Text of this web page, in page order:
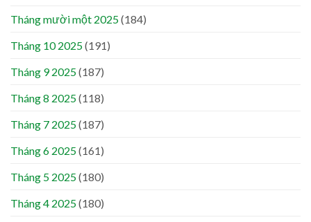
Tháng mười một 2025(184)
Tháng 10 2025(191)
Tháng 9 2025(187)
Tháng 8 2025(118)
Tháng 7 2025(187)
Tháng 6 2025(161)
Tháng 5 2025(180)
Tháng 4 2025(180)